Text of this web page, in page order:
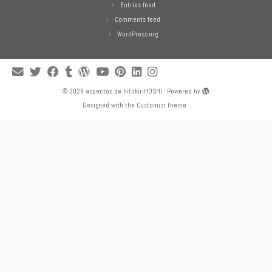
Entries feed
Comments feed
WordPress.org
· © 2026 aspectos de hitokiriHOSHI · Powered by
·
Designed with the Customizr theme ·